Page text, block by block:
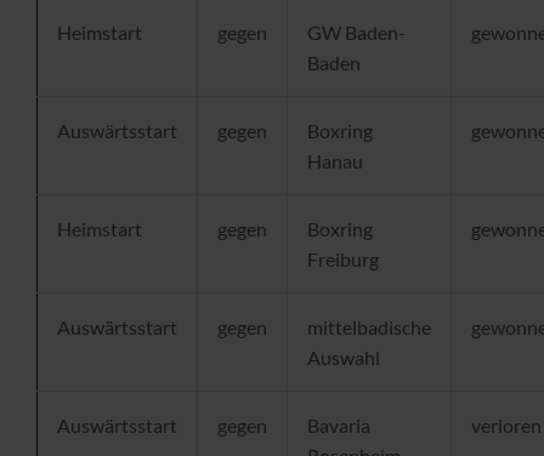
Heimstart gegen
GW Baden-
Baden
Auswärtsstart gegen
Boxring
Hanau
Heimstart gegen
Boxring
Freiburg
Auswärtsstart gegen
mittelbadische
Auswahl
Auswärtsstart gegen
Bavaria
verloren